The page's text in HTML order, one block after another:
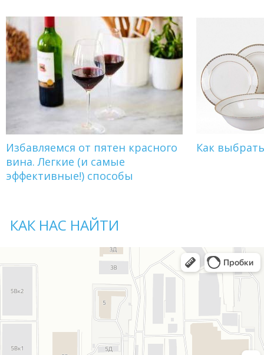
Избавляемся от пятен красного
вина. Легкие (и самые
эффективные!) способы
Как
КАК НАС НАЙТИ